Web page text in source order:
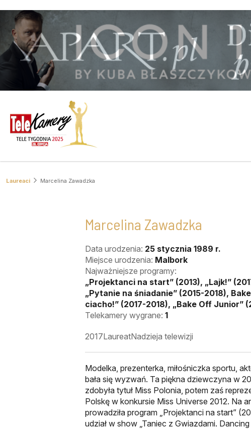
Laureaci Marcelina Zawadzka
Marcelina Zawadzka
Data urodzenia: 25 stycznia 1989 r.
Miejsce urodzenia: Malbork
Najważniejsze programy:
„Projektanci na start” (2013), „Lajk!”
„Pytanie na śniadanie” (2015-2018),
ciacho!” (2017-2018), „Bake Off Junior”
Telekamery wygrane:1
2017LaureatNadzieja telewizji
Modelka, prezenterka, miłośniczka sportu,
bała się wyzwań. Ta piękna dziewczyna w
zdobyła tytuł Miss Polonia, potem zaś
Polskę w konkursie Miss Universe 2012. Na
prowadziła program „Projektanci na start”
udział w show „Taniec z Gwiazdami.